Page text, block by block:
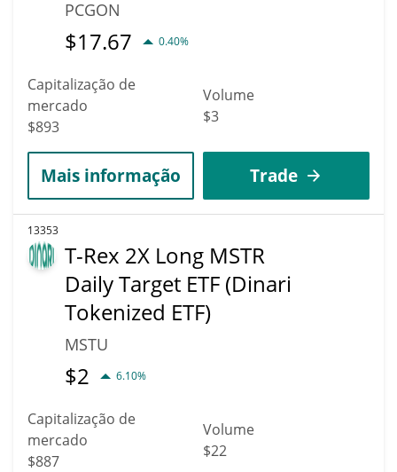
PCGON
$17.67 0.40%
Capitalização de
mercado
$893
Volume
$3
Mais informação Trade
13353
T-Rex 2X Long MSTR
Daily Target ETF (Dinari
Tokenized ETF)
MSTU
$2 6.10%
Capitalização de
mercado
$887
Volume
$22